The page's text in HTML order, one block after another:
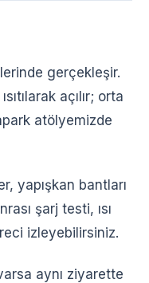
gerçekleşir.
açılır; orta
atölyemizde
yapışkan bantları
şarj testi, ısı
izleyebilirsiniz.
aynı ziyarette